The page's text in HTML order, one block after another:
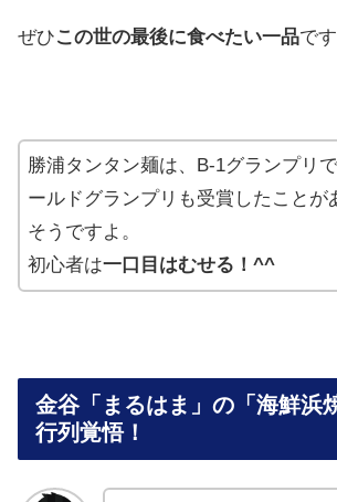
ぜひこの世の最後に食べたい一品です
勝浦タンタン麺は、B-1グランプリ
ールドグランプリも受賞したことが
そうですよ。
初心者は一口目はむせる！^^
金谷「まるはま」の「海鮮浜
行列覚悟！